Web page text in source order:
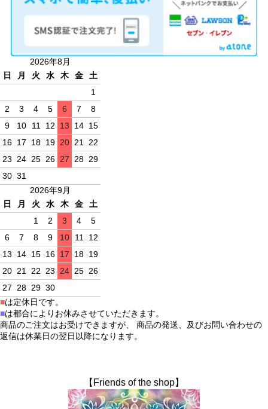
2026年8月
日
月 火 水 木 金
土
1
2
3 4 5 6 7
8
9
10 11 12 13 14 15
16 17 18 19 20 21
22
23
24 25 26 27 28 29
30 31
2026年9月
日
月 火 水 木 金
土
1
2 3 4
5
6
7 8 9 10 11
12
13
14 15 16 17 18 19
20 21 22 23 24 25 26
27
28 29 30
■は定休日です。
■は都合によりお休みさせていただきます。
商品のご注文はお受けできますが、 商品の発送、及びお問い合わせの
返信は休業日の翌日以降になります。
【Friends of the shop】